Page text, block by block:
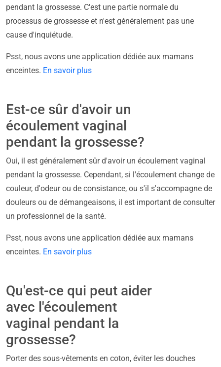
pendant la grossesse. C'est une partie normale du
processus de grossesse et n'est généralement pas une
cause d'inquiétude.
Psst, nous avons une application dédiée aux mamans
enceintes. En savoir plus
Est-ce sûr d'avoir un
écoulement vaginal
pendant la grossesse?
Oui, il est généralement sûr d'avoir un écoulement vaginal
pendant la grossesse. Cependant, si l'écoulement change de
couleur, d'odeur ou de consistance, ou s'il s'accompagne de
douleurs ou de démangeaisons, il est important de consulter
un professionnel de la santé.
Psst, nous avons une application dédiée aux mamans
enceintes. En savoir plus
Qu'est-ce qui peut aider
avec l'écoulement
vaginal pendant la
grossesse?
Porter des sous-vêtements en coton, éviter les douches